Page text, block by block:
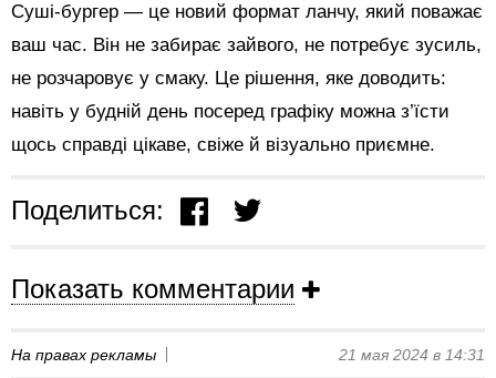
Суші-бургер — це новий формат ланчу, який поважає
ваш час. Він не забирає зайвого, не потребує зусиль,
не розчаровує у смаку. Це рішення, яке доводить:
навіть у будній день посеред графіку можна з’їсти
щось справді цікаве, свіже й візуально приємне.
Поделиться:
Показать комментарии
На правах рекламы 21 мая 2024 в 14:31